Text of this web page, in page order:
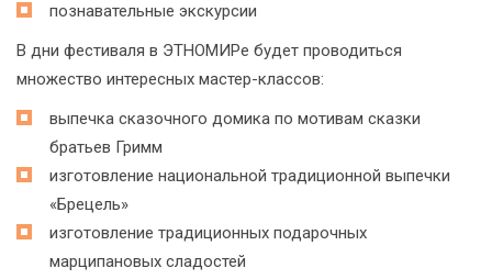
познавательные экскурсии
В дни фестиваля в ЭТНОМИРе будет проводиться
множество интересных мастер-классов:
выпечка сказочного домика по мотивам сказки
братьев Гримм
изготовление национальной традиционной выпечки
«Брецель»
изготовление традиционных подарочных
марципановых сладостей